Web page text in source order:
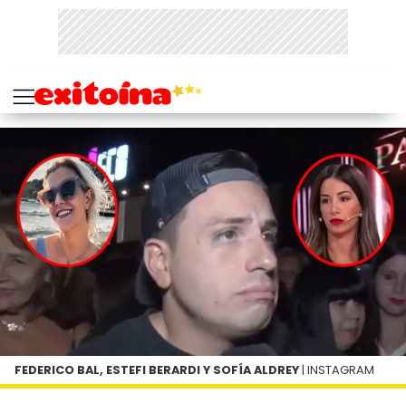
FEDERICO BAL, ESTEFI BERARDI Y SOFÍA ALDREY| INSTAGRAM